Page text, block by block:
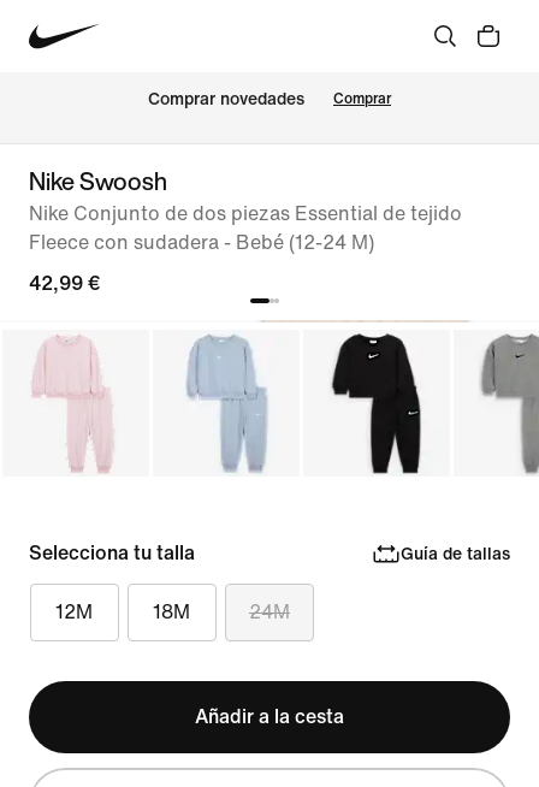
Comprar novedades Comprar
Nike Swoosh
Nike Conjunto de dos piezas Essential de tejido
Fleece con sudadera - Bebé (12-24 M)
42,99 €
Selecciona tu talla Guía de tallas
12M 18M 24M
Añadir a la cesta